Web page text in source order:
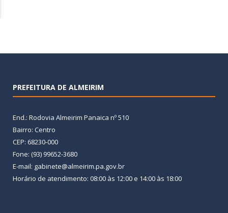
PREFEITURA DE ALMEIRIM
End.: Rodovia Almeirim Panaica nº 510
Bairro: Centro
CEP: 68230-000
Fone: (93) 99652-3680
E-mail: gabinete@almeirim.pa.gov.br
Horário de atendimento: 08:00 às 12:00 e 14:00 às 18:00